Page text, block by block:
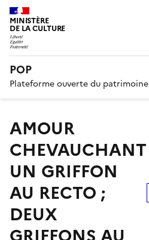
MINISTÈRE
DE LA CULTURE
POP
Plateforme ouverte du patrimoine
AMOUR
CHEVAUCHANT
UN GRIFFON
AU RECTO ;
DEUX